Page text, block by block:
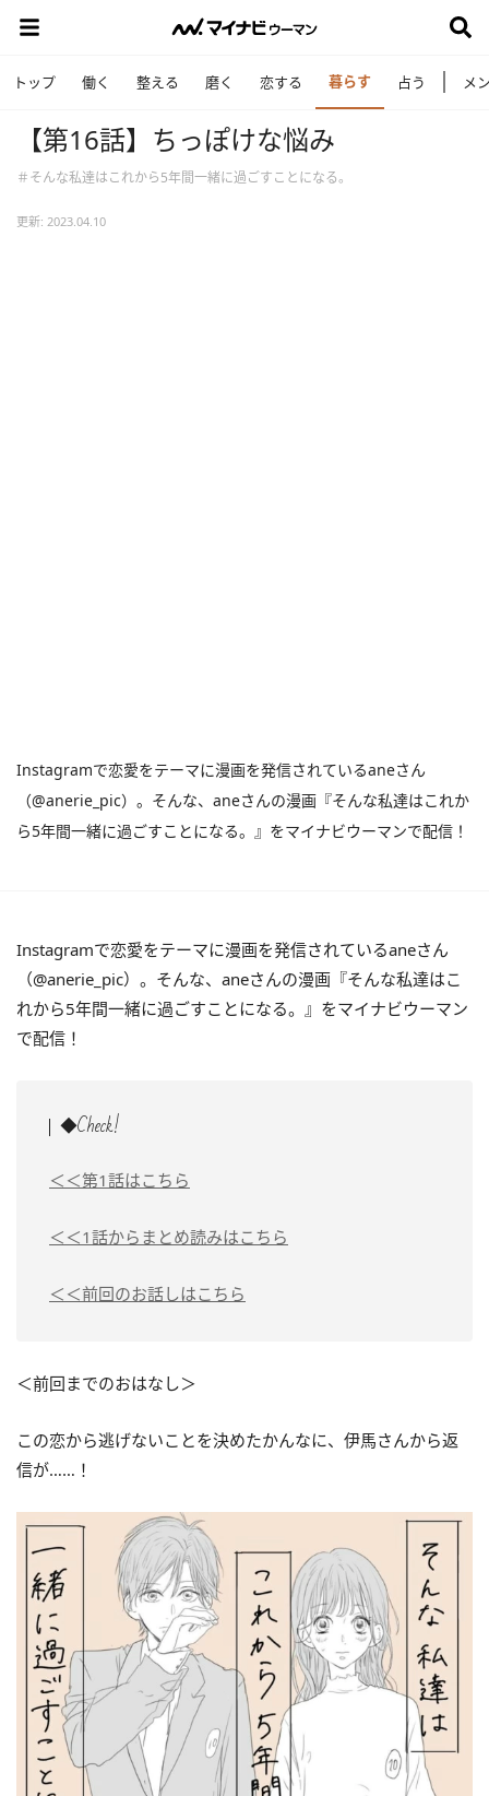
トップ 働く 整える 磨く 恋する 暮らす 占う メ
【第16話】ちっぽけな悩み
＃そんな私達はこれから5年間一緒に過ごすことになる。
更新: 2023.04.10
Instagramで恋愛をテーマに漫画を発信されているaneさん
（@anerie_pic）。そんな、aneさんの漫画『そんな私達はこれか
ら5年間一緒に過ごすことになる。』をマイナビウーマンで配信！
Instagramで恋愛をテーマに漫画を発信されているaneさん
（@anerie_pic）。そんな、aneさんの漫画『そんな私達はこ
れから5年間一緒に過ごすことになる。』をマイナビウーマン
で配信！
◆Check!
＜＜第1話はこちら
＜＜1話からまとめ読みはこちら
＜＜前回のお話しはこちら
＜前回までのおはなし＞
この恋から逃げないことを決めたかんなに、伊馬さんから返
信が……！